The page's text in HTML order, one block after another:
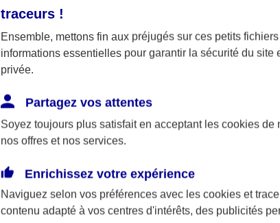
traceurs !
Ensemble, mettons fin aux préjugés sur ces petits
informations essentielles pour garantir la sécurité du
privée.
Partagez vos attentes
Soyez toujours plus satisfait en acceptant les cookies de
nos offres et nos services.
Enrichissez votre expérience
Naviguez selon vos préférences avec les cookies et
contenu adapté à vos centres d'intérêts, des publicités